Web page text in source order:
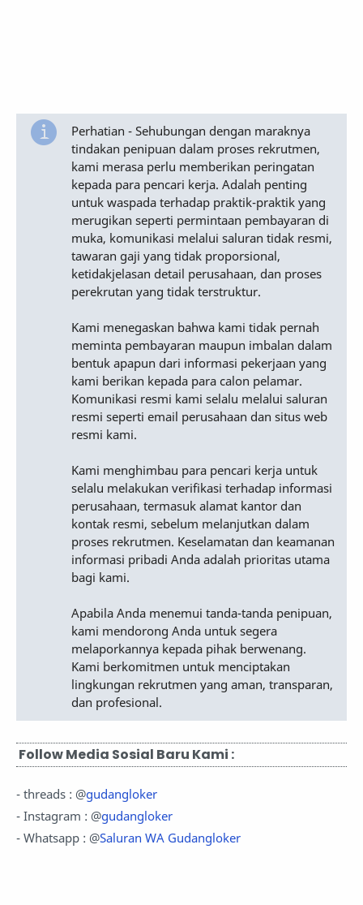
Perhatian - Sehubungan dengan maraknya
tindakan penipuan dalam proses rekrutmen,
kami merasa perlu memberikan peringatan
kepada para pencari kerja. Adalah penting
untuk waspada terhadap praktik-praktik yang
merugikan seperti permintaan pembayaran di
muka, komunikasi melalui saluran tidak resmi,
tawaran gaji yang tidak proporsional,
ketidakjelasan detail perusahaan, dan proses
perekrutan yang tidak terstruktur.
Kami menegaskan bahwa kami tidak pernah
meminta pembayaran maupun imbalan dalam
bentuk apapun dari informasi pekerjaan yang
kami berikan kepada para calon pelamar.
Komunikasi resmi kami selalu melalui saluran
resmi seperti email perusahaan dan situs web
resmi kami.
Kami menghimbau para pencari kerja untuk
selalu melakukan verifikasi terhadap informasi
perusahaan, termasuk alamat kantor dan
kontak resmi, sebelum melanjutkan dalam
proses rekrutmen. Keselamatan dan keamanan
informasi pribadi Anda adalah prioritas utama
bagi kami.
Apabila Anda menemui tanda-tanda penipuan,
kami mendorong Anda untuk segera
melaporkannya kepada pihak berwenang.
Kami berkomitmen untuk menciptakan
lingkungan rekrutmen yang aman, transparan,
dan profesional.
Follow Media Sosial Baru Kami :
- threads : @gudangloker
- Instagram : @gudangloker
- Whatsapp : @Saluran WA Gudangloker